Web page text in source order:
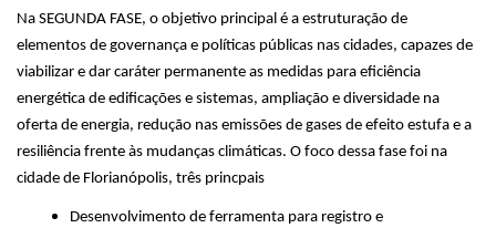
Na SEGUNDA FASE, o objetivo principal é a estruturação de
elementos de governança e políticas públicas nas cidades, capazes de
viabilizar e dar caráter permanente as medidas para eficiência
energética de edificações e sistemas, ampliação e diversidade na
oferta de energia, redução nas emissões de gases de efeito estufa e a
resiliência frente às mudanças climáticas. O foco dessa fase foi na
cidade de Florianópolis, três princpais
Desenvolvimento de ferramenta para registro e